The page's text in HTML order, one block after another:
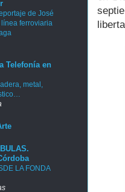
de José
ferroviaria
Telefonía en
metal,
LA FONDA